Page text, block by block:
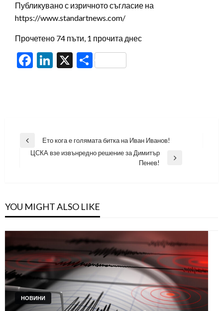
Публикувано с изричното съгласие на
https://www.standartnews.com/
Прочетено 74 пъти, 1 прочита днес
Facebook
LinkedIn
X Share
Навигация
Previous
Post
Ето кога е голямата битка на Иван Иванов!
ЦСКА взе извънредно решение за Димитър
Пенев!
YOU MIGHT ALSO LIKE
НОВИНИ